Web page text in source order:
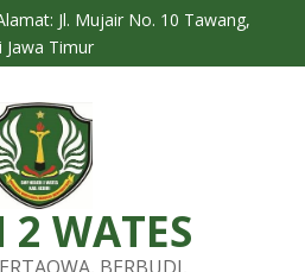
Jl. Mujair No. 10 Tawang,
Jawa Timur
2 WATES